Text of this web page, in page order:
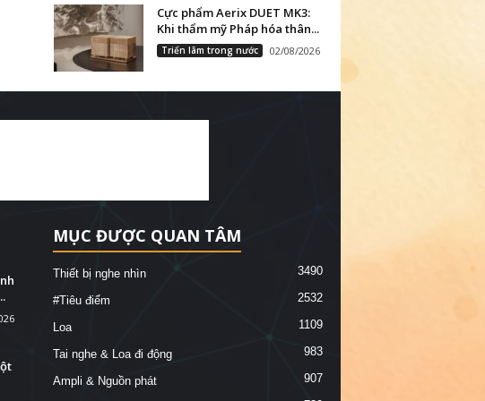
Cực phẩm Aerix DUET MK3:
Khi thẩm mỹ Pháp hóa thân...
Triển lãm trong nước 02/08/2026
MỤC ĐƯỢC QUAN TÂM
Thiết bị nghe nhìn 3490
#Tiêu điểm 2532
Loa 1109
Tai nghe & Loa đi động 983
Ampli & Nguồn phát
907